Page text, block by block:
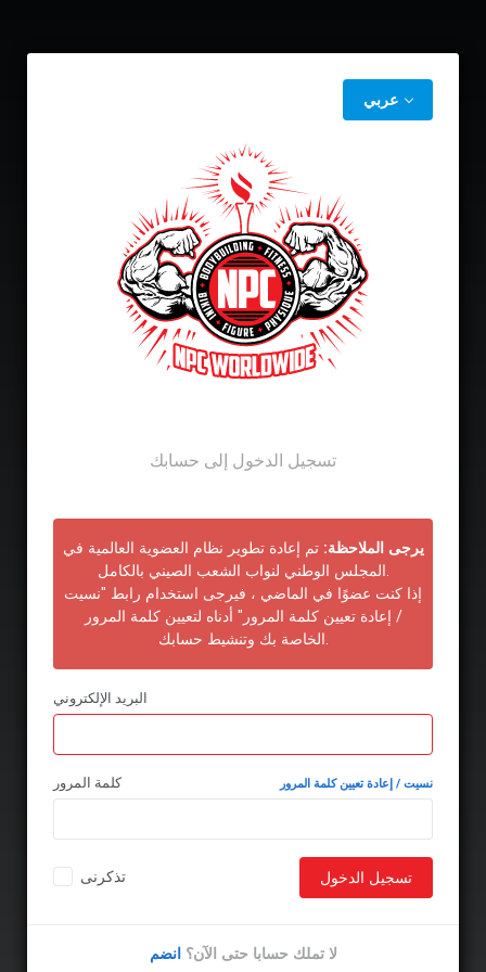
عربي
تسجيل الدخول إلى حسابك
يرجى الملاحظة: تم إعادة تطوير نظام العضوية العالمية في
إذا كنت عضوًا في الماضي ، فيرجى استخدام رابط "نسيت
/ إعادة تعيين كلمة المرور" أدناه لتعيين كلمة المرور
البريد الإلكتروني
كلمة المرور نسيت / إعادة تعيين كلمة المرور
تذكرنى تسجيل الدخول
لا تملك حسابا حتى الآن؟ انضم